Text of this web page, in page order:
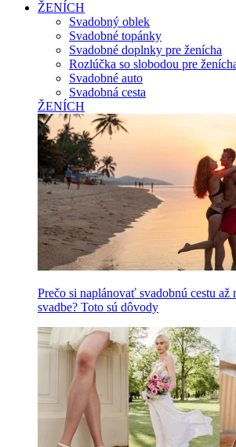
ŽENÍCH
Svadobný oblek
Svadobné topánky
Svadobné doplnky pre ženícha
Rozlúčka so slobodou pre
Svadobné auto
Svadobná cesta
ŽENÍCH
Prečo si naplánovať svadobnú cestu
svadbe? Toto sú dôvody